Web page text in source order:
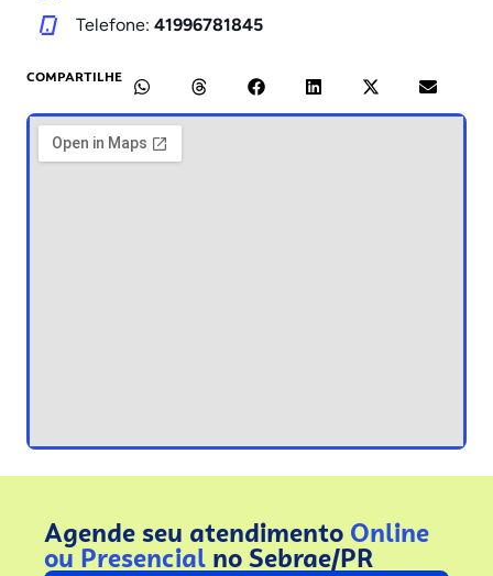
Telefone: 41996781845
COMPARTILHE
Agende seu atendimento Online
ou Presencial no Sebrae/PR